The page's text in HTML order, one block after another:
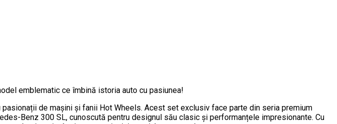
emblematic ce îmbină istoria auto cu pasiunea!
de mașini și fanii Hot Wheels. Acest set exclusiv face parte din seria premium
Benz 300 SL, cunoscută pentru designul său clasic și performanțele impresionante. Cu